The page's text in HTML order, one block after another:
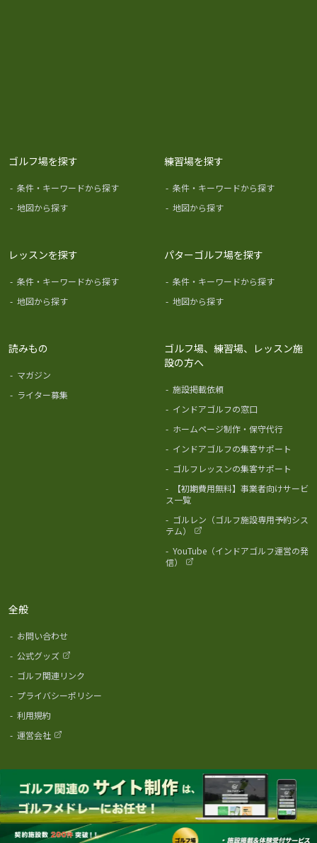
ゴルフ場を探す
- 条件・キーワードから探す
- 地図から探す
練習場を探す
- 条件・キーワードから探す
- 地図から探す
レッスンを探す
- 条件・キーワードから探す
- 地図から探す
パターゴルフ場を探す
- 条件・キーワードから探す
- 地図から探す
読みもの
- マガジン
- ライター募集
ゴルフ場、練習場、レッスン施
設の方へ
- 施設掲載依頼
- インドアゴルフの窓口
- ホームページ制作・保守代行
- インドアゴルフの集客サポート
- ゴルフレッスンの集客サポート
-
【初期費用無料】事業者向けサービ
ス一覧
- ゴルレン（ゴルフ施設専用予約シス
テム）
- YouTube（インドアゴルフ運営の発
信）
全般
- お問い合わせ
- 公式グッズ
- ゴルフ関連リンク
- プライバシーポリシー
- 利用規約
- 運営会社